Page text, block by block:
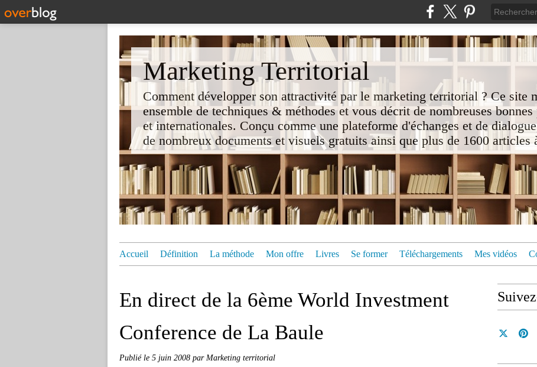
Marketing Territorial
Comment développer son attractivité par le marketing territorial ? Ce site
ensemble de techniques & méthodes et vous décrit de nombreuses
et internationales. Conçu comme une plateforme d'échanges et de
de nombreux documents et visuels gratuits ainsi que plus de 1600 articles
Accueil Définition La méthode Mon offre Livres Se former Téléchargements Mes vidéos
En direct de la 6ème World Investment
Conference de La Baule
Publié le 5 juin 2008 par Marketing territorial